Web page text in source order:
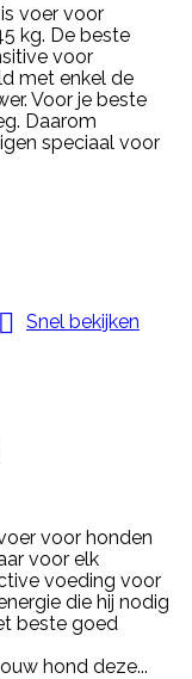
voer voor
kg. De beste
voor
met enkel de
Voor je beste
Daarom
speciaal voor
 Snel bekijken
voor honden
voor elk
voeding voor
die hij nodig
beste goed
hond deze...